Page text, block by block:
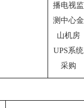
播电视监
测中心金
山机房
UPS系统
采购